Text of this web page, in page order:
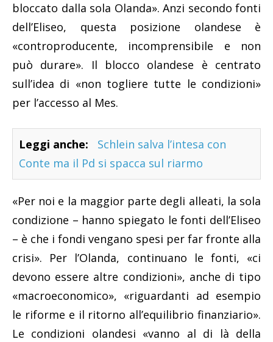
bloccato dalla sola Olanda». Anzi secondo fonti
dell’Eliseo, questa posizione olandese è
«controproducente, incomprensibile e non
può durare». Il blocco olandese è centrato
sull’idea di «non togliere tutte le condizioni»
per l’accesso al Mes.
Leggi anche:
Schlein salva l’intesa con
Conte ma il Pd si spacca sul riarmo
«Per noi e la maggior parte degli alleati, la sola
condizione – hanno spiegato le fonti dell’Eliseo
– è che i fondi vengano spesi per far fronte alla
crisi». Per l’Olanda, continuano le fonti, «ci
devono essere altre condizioni», anche di tipo
«macroeconomico», «riguardanti ad esempio
le riforme e il ritorno all’equilibrio finanziario».
Le condizioni olandesi «vanno al di là della